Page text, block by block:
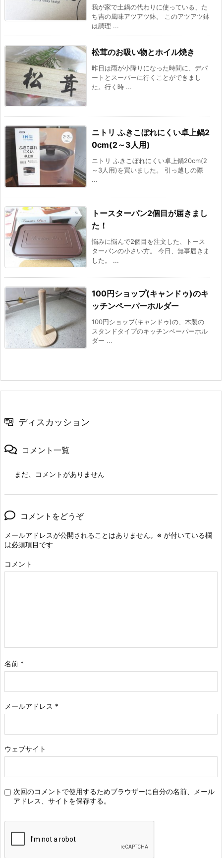
我が家で土鍋の代わりに使っている、た
ち吉の風味アツアツ鉢。 このアツアツ鉢
は調理 ...
松茸のお吸い物とホイル焼き
昨日は雨が小降りになった時間に、デパ
ートとスーパーに行くことができまし
た。行く時 ...
ニトリ ふきこぼれにくい卓上鍋2
0cm(2～3人用)
ニトリ ふきこぼれにくい卓上鍋20cm(2
～3人用)を買いました。 引っ越しの際
...
トースターパン2個目が届きまし
た！
悩みに悩んで2個目を注文した、トース
ターパンの小さい方。 今日、無事届きま
した。 ...
100円ショップ(キャンドゥ)のキ
ッチンペーパーホルダー
100円ショップ(キャンドゥ)の、木製の
スタンドタイプのキッチンペーパーホル
ダー ...
ディスカッション
コメント一覧
まだ、コメントがありません
コメントをどうぞ
メールアドレスが公開されることはありません。 ※ が付いている欄
は必須項目です
コメント
名前 *
メールアドレス *
ウェブサイト
次回のコメントで使用するためブラウザーに自分の名前、メール
アドレス、サイトを保存する。